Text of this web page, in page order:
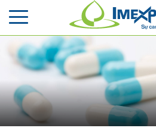
Sắp xếp
Hiển thị